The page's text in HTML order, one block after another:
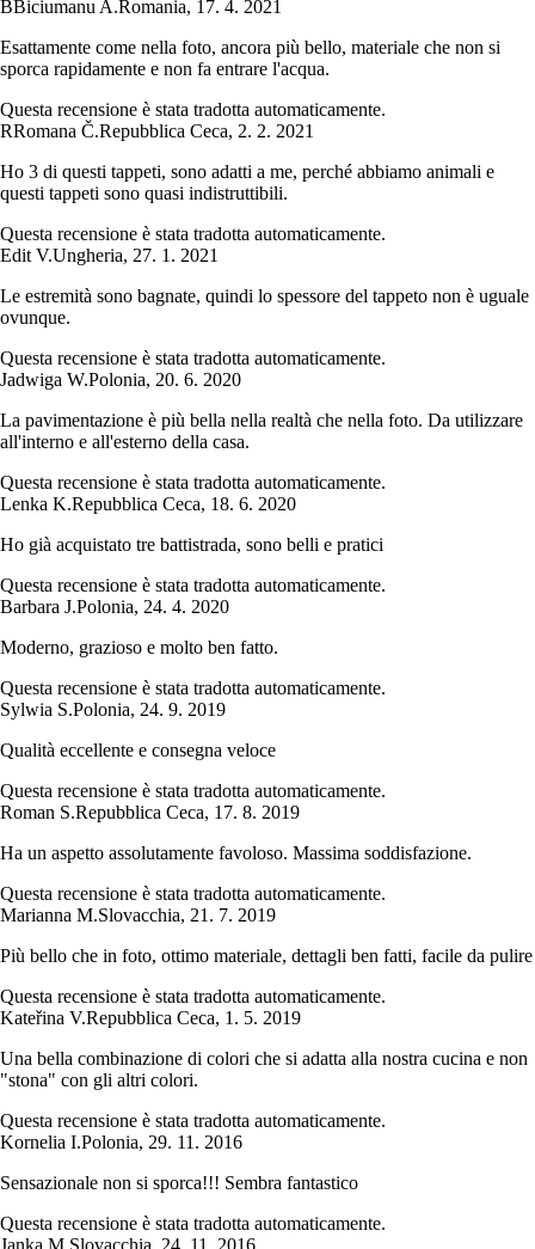
BBiciumanu A.Romania, 17. 4. 2021
Esattamente come nella foto, ancora più bello, materiale che non si
sporca rapidamente e non fa entrare l'acqua.
Questa recensione è stata tradotta automaticamente.
RRomana Č.Repubblica Ceca, 2. 2. 2021
Ho 3 di questi tappeti, sono adatti a me, perché abbiamo animali e
questi tappeti sono quasi indistruttibili.
Questa recensione è stata tradotta automaticamente.
Edit V.Ungheria, 27. 1. 2021
Le estremità sono bagnate, quindi lo spessore del tappeto non è uguale
ovunque.
Questa recensione è stata tradotta automaticamente.
Jadwiga W.Polonia, 20. 6. 2020
La pavimentazione è più bella nella realtà che nella foto. Da utilizzare
all'interno e all'esterno della casa.
Questa recensione è stata tradotta automaticamente.
Lenka K.Repubblica Ceca, 18. 6. 2020
Ho già acquistato tre battistrada, sono belli e pratici
Questa recensione è stata tradotta automaticamente.
Barbara J.Polonia, 24. 4. 2020
Moderno, grazioso e molto ben fatto.
Questa recensione è stata tradotta automaticamente.
Sylwia S.Polonia, 24. 9. 2019
Qualità eccellente e consegna veloce
Questa recensione è stata tradotta automaticamente.
Roman S.Repubblica Ceca, 17. 8. 2019
Ha un aspetto assolutamente favoloso. Massima soddisfazione.
Questa recensione è stata tradotta automaticamente.
Marianna M.Slovacchia, 21. 7. 2019
Più bello che in foto, ottimo materiale, dettagli ben fatti, facile da pulire
Questa recensione è stata tradotta automaticamente.
Kateřina V.Repubblica Ceca, 1. 5. 2019
Una bella combinazione di colori che si adatta alla nostra cucina e non
"stona" con gli altri colori.
Questa recensione è stata tradotta automaticamente.
Kornelia I.Polonia, 29. 11. 2016
Sensazionale non si sporca!!! Sembra fantastico
Questa recensione è stata tradotta automaticamente.